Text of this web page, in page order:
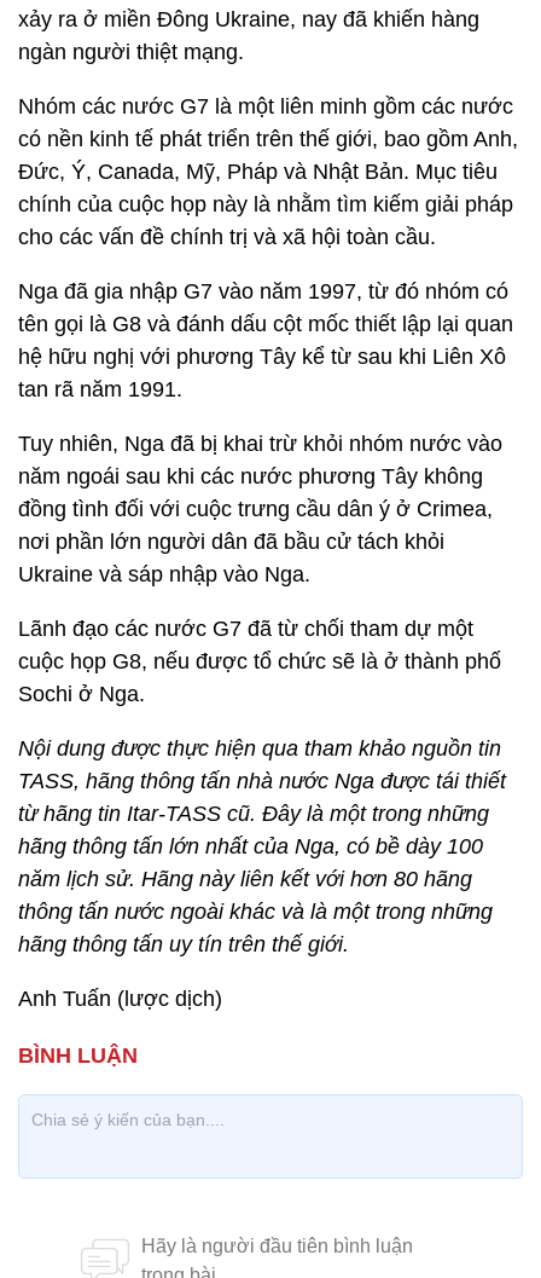
xảy ra ở miền Đông Ukraine, nay đã khiến hàng
ngàn người thiệt mạng.
Nhóm các nước G7 là một liên minh gồm các nước
có nền kinh tế phát triển trên thế giới, bao gồm Anh,
Đức, Ý, Canada, Mỹ, Pháp và Nhật Bản. Mục tiêu
chính của cuộc họp này là nhằm tìm kiếm giải pháp
cho các vấn đề chính trị và xã hội toàn cầu.
Nga đã gia nhập G7 vào năm 1997, từ đó nhóm có
tên gọi là G8 và đánh dấu cột mốc thiết lập lại quan
hệ hữu nghị với phương Tây kể từ sau khi Liên Xô
tan rã năm 1991.
Tuy nhiên, Nga đã bị khai trừ khỏi nhóm nước vào
năm ngoái sau khi các nước phương Tây không
đồng tình đối với cuộc trưng cầu dân ý ở Crimea,
nơi phần lớn người dân đã bầu cử tách khỏi
Ukraine và sáp nhập vào Nga.
Lãnh đạo các nước G7 đã từ chối tham dự một
cuộc họp G8, nếu được tổ chức sẽ là ở thành phố
Sochi ở Nga.
Nội dung được thực hiện qua tham khảo nguồn tin
TASS, hãng thông tấn nhà nước Nga được tái thiết
từ hãng tin Itar-TASS cũ. Đây là một trong những
hãng thông tấn lớn nhất của Nga, có bề dày 100
năm lịch sử. Hãng này liên kết với hơn 80 hãng
thông tấn nước ngoài khác và là một trong những
hãng thông tấn uy tín trên thế giới.
Anh Tuấn (lược dịch)